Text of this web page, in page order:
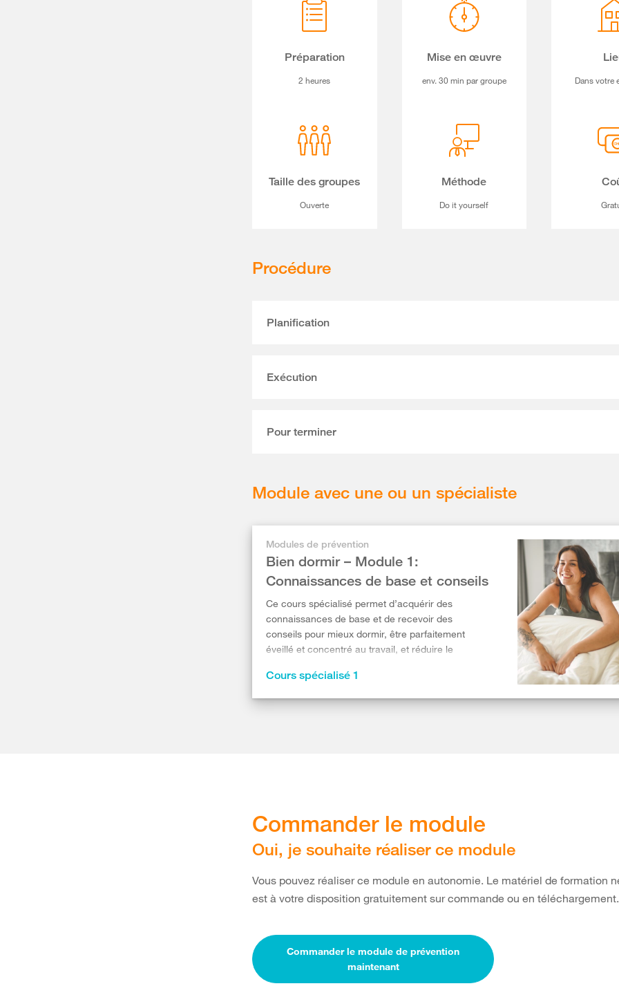
Préparation
2 heures
Mise en œuvre
env. 30 min par groupe Dans votre
Taille des groupes
Ouverte
Méthode
Do it yourself
Procédure
Planification
Exécution
Pour terminer
Module avec une ou un spécialiste
Modules de prévention
Bien dormir – Module 1:
Connaissances de base et conseils
Ce cours spécialisé permet d’acquérir des
connaissances de base et de recevoir des
conseils pour mieux dormir, être parfaitement
éveillé et concentré au travail, et réduire le
Cours spécialisé 1
Commander le module
Oui, je souhaite réaliser ce module
Vous pouvez réaliser ce module en autonomie. Le matériel de formation
est à votre disposition gratuitement sur commande ou en téléchargement.
Commander le module de prévention
maintenant